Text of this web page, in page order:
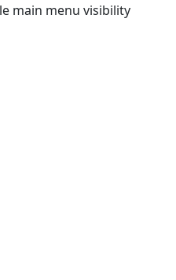
main menu visibility